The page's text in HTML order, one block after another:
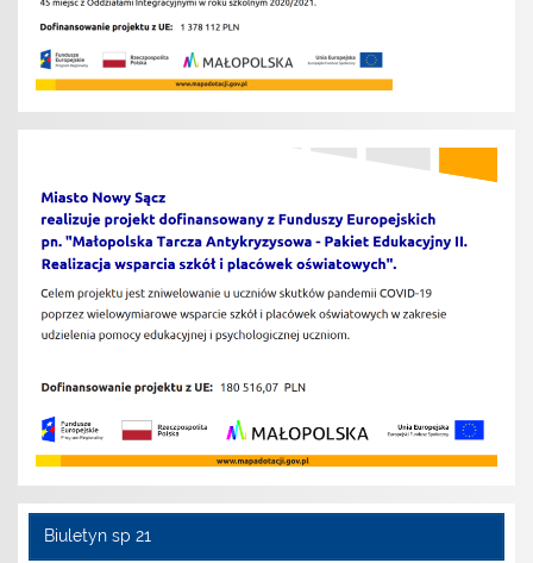
Biuletyn sp 21